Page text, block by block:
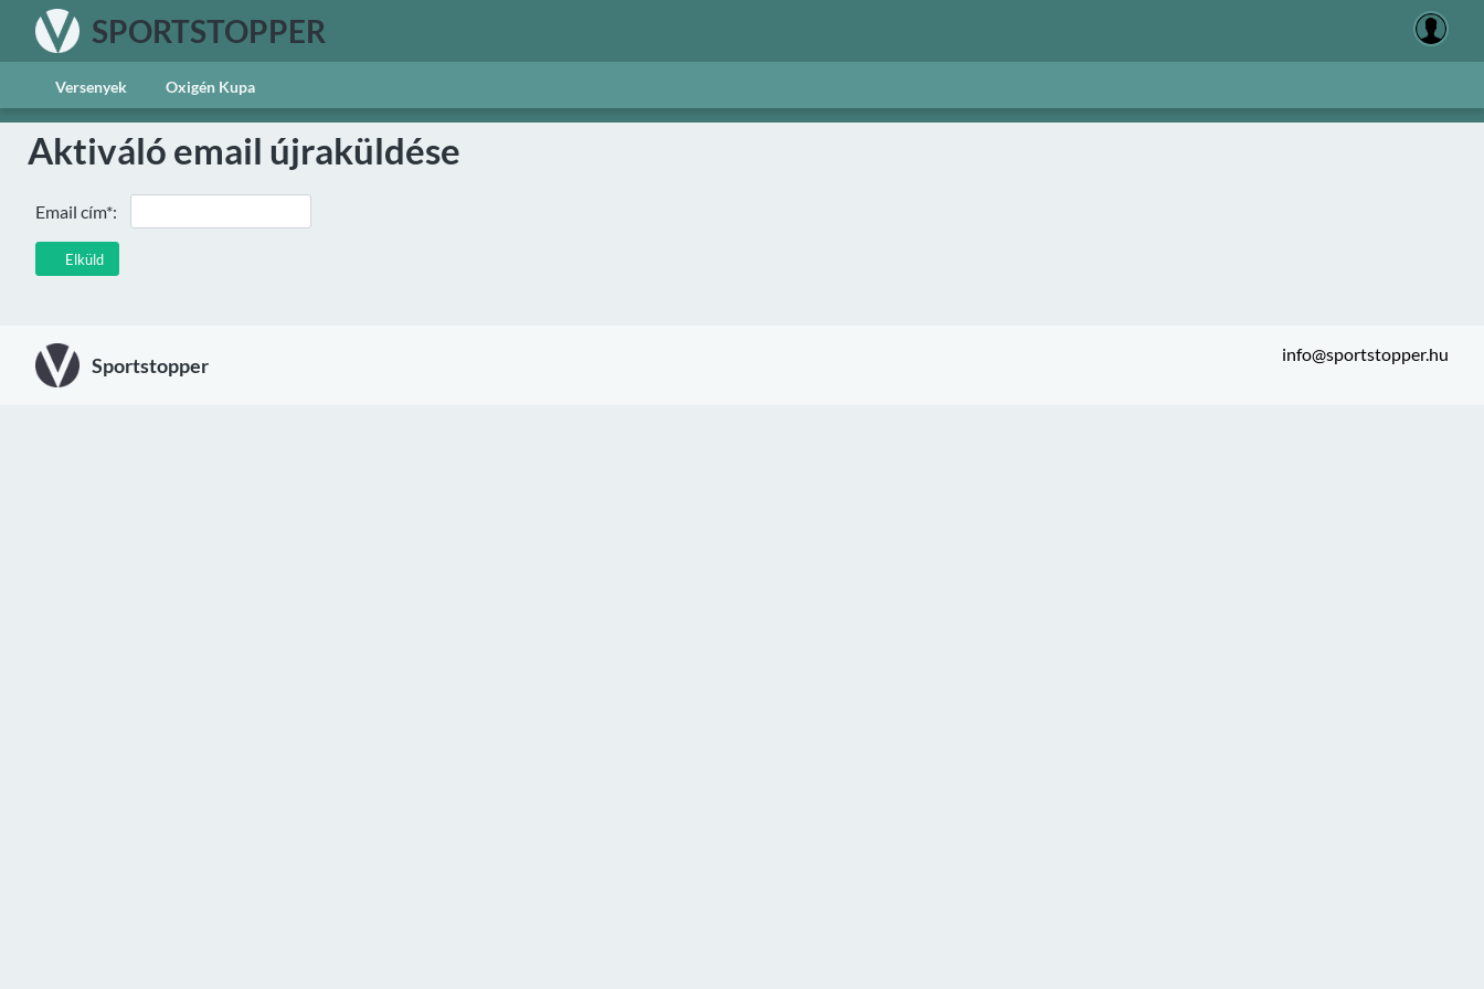
SPORTSTOPPER
Versenyek Oxigén Kupa
Aktiváló email újraküldése
Elküld
Email cím*:
Sportstopper info@sportstopper.hu